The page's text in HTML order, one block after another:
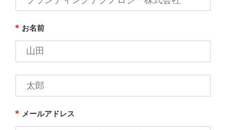
* お名前
* メールアドレス